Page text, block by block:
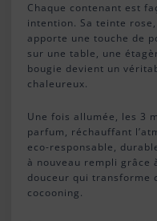
Chaque contenant est
intention. Sa teinte
apporte une touche de
sur une table, une
bougie devient un
chaleureux.
Une fois allumée, les 3
parfum, réchauffant
eco-responsable,
à nouveau rempli grâce
douceur qui transforme
cocooning.